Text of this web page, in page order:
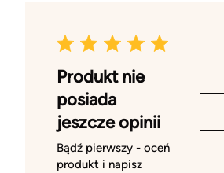
Produkt nie
posiada
jeszcze opinii
Bądź pierwszy - oceń
produkt i napisz